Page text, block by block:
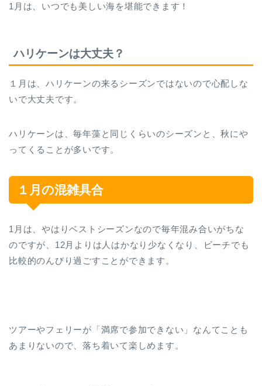
1月は、いつでも美しい海を堪能できます！
ハリケーンは大丈夫？
１月は、ハリケーンの来るシーズンではないので心配しな
いで大丈夫です。
ハリケーンは、毎年藻と同じくらいのシーズンと、秋にや
ってくることが多いです。
１月の混雑具合
1月は、やはりベストシーズンなので毎年混み合いがちな
のですが、12月よりは人はかなり少なくなり、ビーチでも
比較的のんびり過ごすことができます。
ツアーやフェリーが「満席で参加できない」なんてことも
あまりないので、落ち着いて楽しめます。